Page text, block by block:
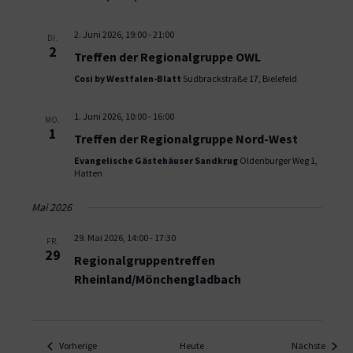
DI.
2
2. Juni 2026, 19:00- 21:00
Treffen der Regionalgruppe OWL
Cosi by Westfalen-Blatt Sudbrackstraße 17, Bielefeld
MO.
1
1. Juni 2026, 10:00- 16:00
Treffen der Regionalgruppe Nord-West
Evangelische Gästehäuser Sandkrug Oldenburger Weg 1,
Hatten
Mai 2026
FR.
29
29. Mai 2026, 14:00- 17:30
Regionalgruppentreffen
Rheinland/Mönchengladbach
VorherigeVeranstaltungen Heute Nächste